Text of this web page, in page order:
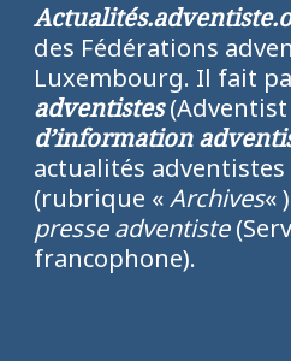
des Fédérations
Luxembourg. Il fait
adventistes(Adventist
d’information
actualités
(rubrique «Archives«
presse adventiste
francophone).